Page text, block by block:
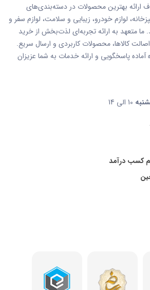
ارائه بهترین محصولات در دسته‌بندی‌های
لوازم خودرو، زیبایی و سلامت، لوازم سفر و
متعهد به ارائه تجربه‌ای لذت‌بخش از خرید
کالاها، محصولات کاربردی و ارسال سریع.
آماده پاسخگویی و ارائه خدمات به شما عزیزان
کسب درآمد